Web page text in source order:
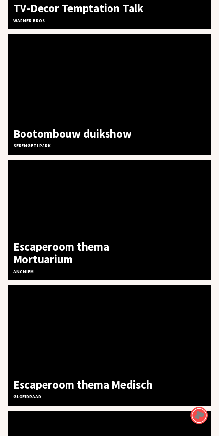
TV-Decor Temptation Talk
WARNER BROS
Bootombouw duikshow
SERENGETI PARK
Escaperoom thema
Mortuarium
ANONIEM
Escaperoom thema Medisch
GLOEIDRAAD